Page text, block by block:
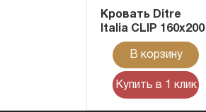
Кровать Ditre
Italia CLIP 160x200
В корзину
Купить в 1 клик